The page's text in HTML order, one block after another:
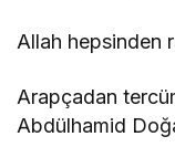
Allah hepsinden
Arapçadan
Abdülhamid